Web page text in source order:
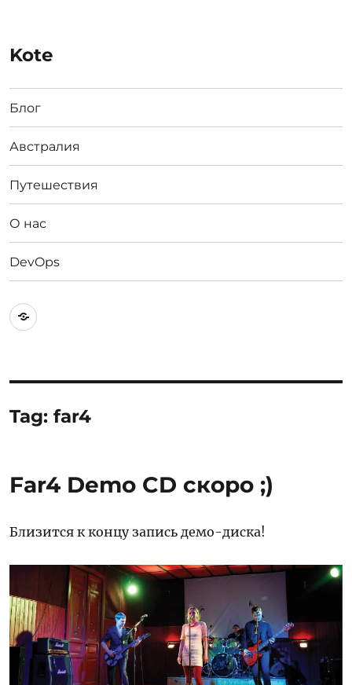
Kote
Блог
Австралия
Путешествия
О нас
DevOps
Австралия
Tag:far4
Far4 Demo CD скоро ;)
Близится к концу запись демо-диска!